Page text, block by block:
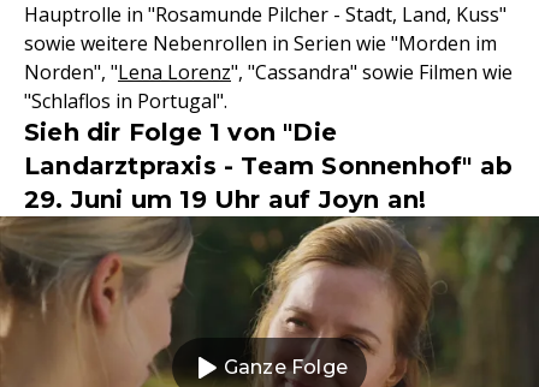
Hauptrolle in "Rosamunde Pilcher - Stadt, Land, Kuss"
sowie weitere Nebenrollen in Serien wie "Morden im
Norden", "Lena Lorenz", "Cassandra" sowie Filmen wie
"Schlaflos in Portugal".
Sieh dir Folge 1 von "Die
Landarztpraxis - Team Sonnenhof" ab
29. Juni um 19 Uhr auf Joyn an!
Ganze Folge